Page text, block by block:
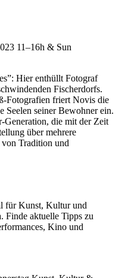
11–16h & Sun
Hier enthüllt Fotograf
Fischerdorfs.
Fotografien friert Novis die
Seelen seiner Bewohner ein.
Generation, die mit der Zeit
über mehrere
Tradition und
für Kunst, Kultur und
Finde aktuelle Tipps zu
Kino und